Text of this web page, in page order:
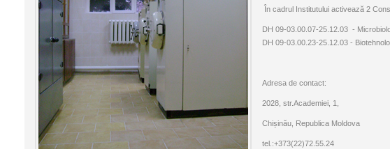
În cadrul Institutului activează 2
DH 09-03.00.07-25.12.03 -
DH 09-03.00.23-25.12.03 -
Adresa de contact:
2028, str.Academiei, 1,
Chișinău, Republica Moldova
tel.:+373(22)72.55.24